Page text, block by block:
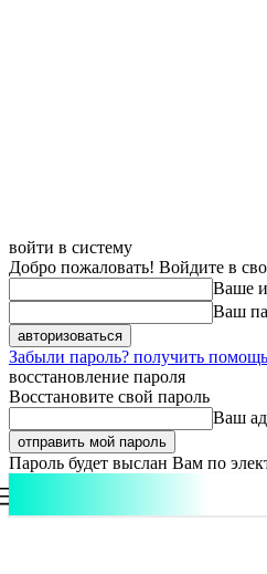
войти в систему
Добро пожаловать! Войдите в
Ваше
Ваш
Забыли пароль? получить помощь
восстановление пароля
Восстановите свой пароль
Ваш
Пароль будет выслан Вам по